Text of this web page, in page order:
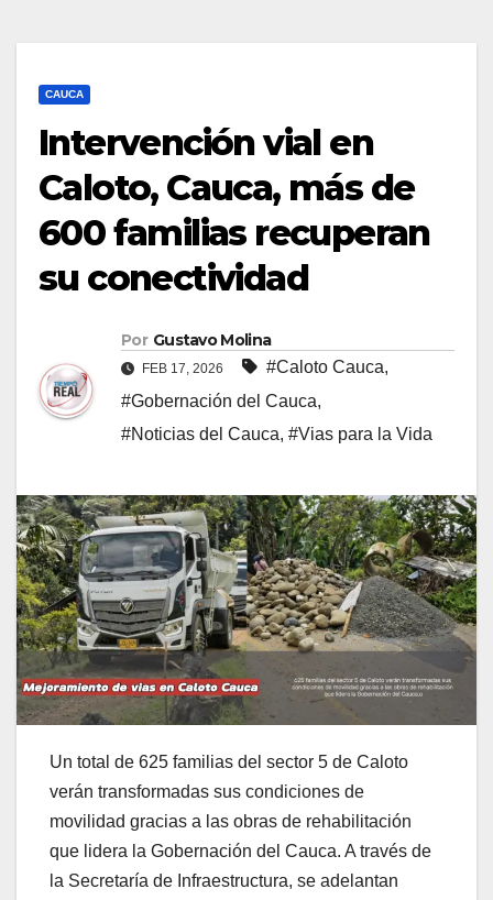
CAUCA
Intervención vial en
Caloto, Cauca, más de
600 familias recuperan
su conectividad
Por Gustavo Molina
FEB 17, 2026 #Caloto Cauca,
#Gobernación del Cauca,
#Noticias del Cauca, #Vias para la Vida
Un total de 625 familias del sector 5 de Caloto
verán transformadas sus condiciones de
movilidad gracias a las obras de rehabilitación
que lidera la Gobernación del Cauca. A través de
la Secretaría de Infraestructura, se adelantan